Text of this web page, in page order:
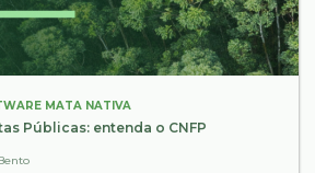
MATA NATIVA
Públicas: entenda o CNFP